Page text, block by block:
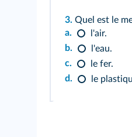
3. Quel est le
a.
l'air.
b.
l'eau.
c.
le fer.
d.
le